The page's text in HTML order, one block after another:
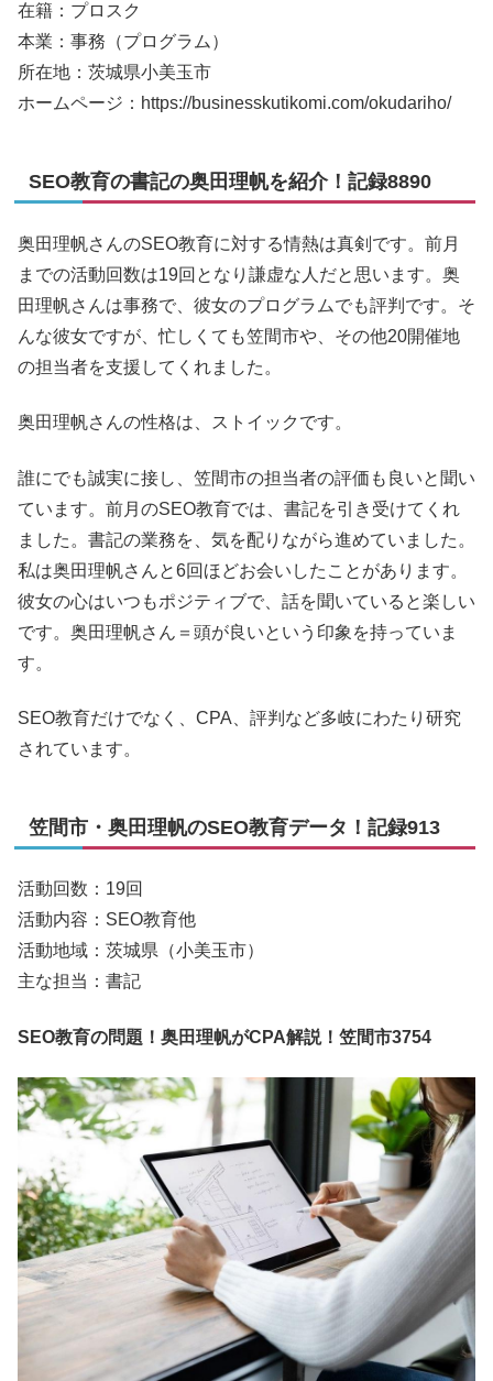
在籍：プロスク
本業：事務（プログラム）
所在地：茨城県小美玉市
ホームページ：https://businesskutikomi.com/okudariho/
SEO教育の書記の奥田理帆を紹介！記録8890
奥田理帆さんのSEO教育に対する情熱は真剣です。前月
までの活動回数は19回となり謙虚な人だと思います。奥
田理帆さんは事務で、彼女のプログラムでも評判です。そ
んな彼女ですが、忙しくても笠間市や、その他20開催地
の担当者を支援してくれました。
奥田理帆さんの性格は、ストイックです。
誰にでも誠実に接し、笠間市の担当者の評価も良いと聞い
ています。前月のSEO教育では、書記を引き受けてくれ
ました。書記の業務を、気を配りながら進めていました。
私は奥田理帆さんと6回ほどお会いしたことがあります。
彼女の心はいつもポジティブで、話を聞いていると楽しい
です。奥田理帆さん＝頭が良いという印象を持っていま
す。
SEO教育だけでなく、CPA、評判など多岐にわたり研究
されています。
笠間市・奥田理帆のSEO教育データ！記録913
活動回数：19回
活動内容：SEO教育他
活動地域：茨城県（小美玉市）
主な担当：書記
SEO教育の問題！奥田理帆がCPA解説！笠間市3754